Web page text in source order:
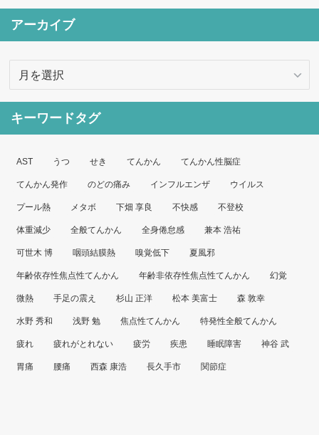
アーカイブ
カ
イ
キーワードタグ
AST うつ せき てんかん てんかん性脳症
てんかん発作 のどの痛み インフルエンザ ウイルス
プール熱 メタボ 下畑 享良 不快感 不登校
体重減少 全般てんかん 全身倦怠感 兼本 浩祐
可世木 博 咽頭結膜熱 嗅覚低下 夏風邪
年齢依存性焦点性てんかん 年齢非依存性焦点性てんかん 幻覚
微熱 手足の震え 杉山 正洋 松本 美富士 森 敦幸
水野 秀和 浅野 勉 焦点性てんかん 特発性全般てんかん
疲れ 疲れがとれない 疲労 疾患 睡眠障害 神谷 武
胃痛 腰痛 西森 康浩 長久手市 関節症